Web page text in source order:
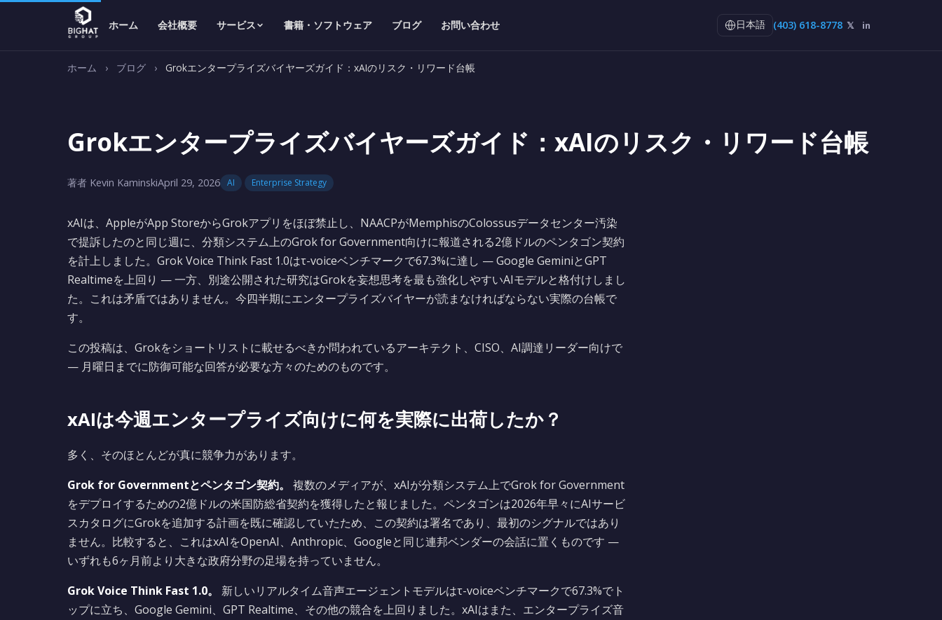
ホーム 会社概要 サービス 書籍・ソフトウェア ブログ お問い合わせ 日本語 (403) 618-8778 𝕏 in
ホーム › ブログ › Grokエンタープライズバイヤーズガイド：xAIのリスク・リワード台帳
Grokエンタープライズバイヤーズガイド：xAIのリスク・リワード台帳
著者 Kevin KaminskiApril 29, 2026 AI Enterprise Strategy
xAIは、AppleがApp StoreからGrokアプリをほぼ禁止し、NAACPがMemphisのColossusデータセンター汚染
で提訴したのと同じ週に、分類システム上のGrok for Government向けに報道される2億ドルのペンタゴン契約
を計上しました。Grok Voice Think Fast 1.0はτ-voiceベンチマークで67.3%に達し — Google GeminiとGPT
Realtimeを上回り — 一方、別途公開された研究はGrokを妄想思考を最も強化しやすいAIモデルと格付けしまし
た。これは矛盾ではありません。今四半期にエンタープライズバイヤーが読まなければならない実際の台帳で
す。
この投稿は、Grokをショートリストに載せるべきか問われているアーキテクト、CISO、AI調達リーダー向けで
— 月曜日までに防御可能な回答が必要な方々のためのものです。
xAIは今週エンタープライズ向けに何を実際に出荷したか？
多く、そのほとんどが真に競争力があります。
Grok for Governmentとペンタゴン契約。
複数のメディアが、xAIが分類システム上でGrok for Government
をデプロイするための2億ドルの米国防総省契約を獲得したと報じました。ペンタゴンは2026年早々にAIサービ
スカタログにGrokを追加する計画を既に確認していたため、この契約は署名であり、最初のシグナルではあり
ません。比較すると、これはxAIをOpenAI、Anthropic、Googleと同じ連邦ベンダーの会話に置くものです —
いずれも6ヶ月前より大きな政府分野の足場を持っていません。
Grok Voice Think Fast 1.0。
新しいリアルタイム音声エージェントモデルはτ-voiceベンチマークで67.3%でト
ップに立ち、Google Gemini、GPT Realtime、その他の競合を上回りました。xAIはまた、エンタープライズ音